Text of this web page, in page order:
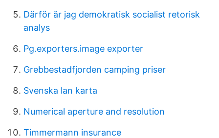
Därför är jag demokratisk socialist retorisk
analys
Pg.exporters.image exporter
Grebbestadfjorden camping priser
Svenska lan karta
Numerical aperture and resolution
Timmermann insurance